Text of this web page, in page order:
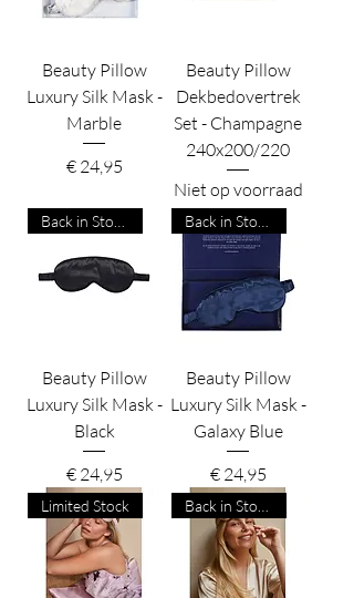
Beauty Pillow
Luxury Silk Mask -
Marble
Prijs
€ 24,95
Beauty Pillow
Dekbedovertrek
Set - Champagne
240x200/220
Niet op voorraad
Beauty Pillow
Luxury Silk Mask -
Black
Prijs
€ 24,95
Beauty Pillow
Luxury Silk Mask -
Galaxy Blue
Prijs
€ 24,95
Limited Stock